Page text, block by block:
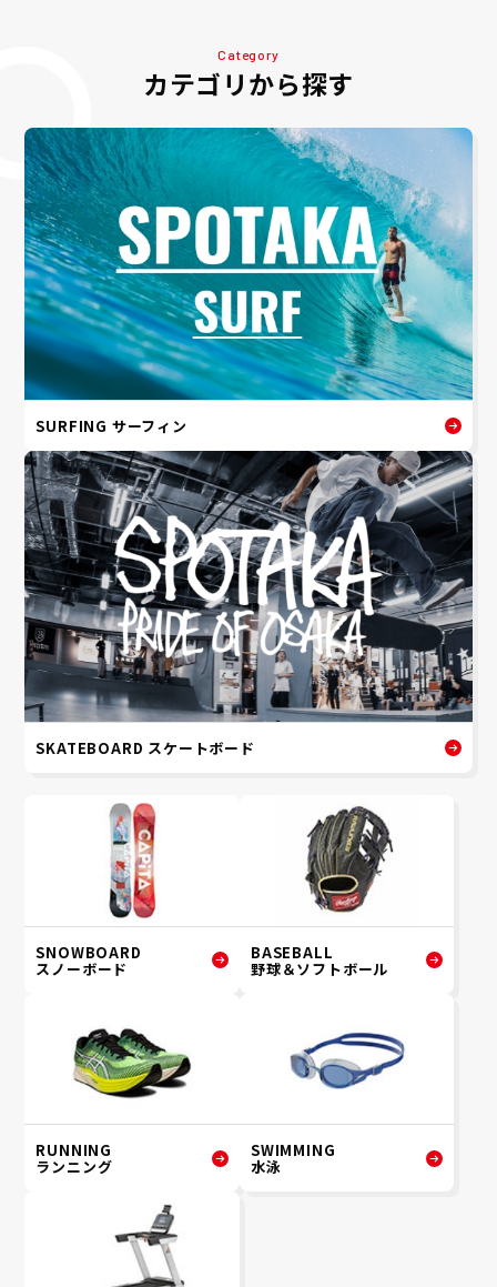
Category
カテゴリから探す
SURFING サーフィン
SKATEBOARD スケートボード
SNOWBOARD
スノーボード
BASEBALL
野球＆ソフトボール
RUNNING
ランニング
SWIMMING
水泳